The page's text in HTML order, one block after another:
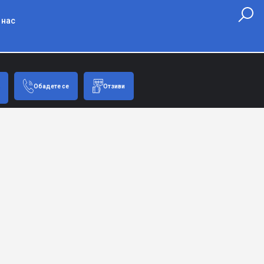
Обадете се Отзиви